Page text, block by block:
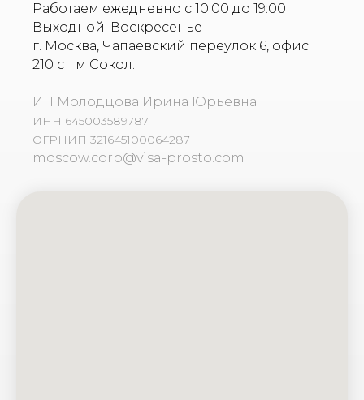
Работаем ежедневно с 10:00 до 19:00
Выходной: Воскресенье
г. Москва, Чапаевский переулок 6, офис
210 ст. м Сокол.
ИП Молодцова Ирина Юрьевна
ИНН 645003589787
ОГРНИП 321645100064287
moscow.corp@visa-prosto.com